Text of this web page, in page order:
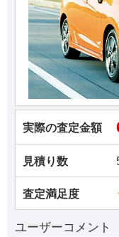
実際の査定金額
見積り数
査定満足度
ユーザーコメント